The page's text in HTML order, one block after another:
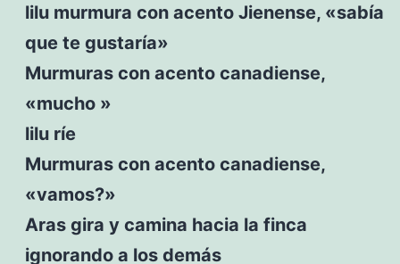
lilu murmura con acento Jienense, «sabía
que te gustaría»
Murmuras con acento canadiense,
«mucho »
lilu ríe
Murmuras con acento canadiense,
«vamos?»
Aras gira y camina hacia la finca
ignorando a los demás